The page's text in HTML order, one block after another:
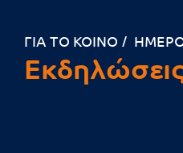
ΓΙΑ ΤΟ ΚΟΙΝΟ